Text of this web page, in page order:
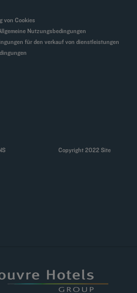
von Cookies
Nutzungsbedingungen
für den verkauf von dienstleistungen
Copyright 2022 Site